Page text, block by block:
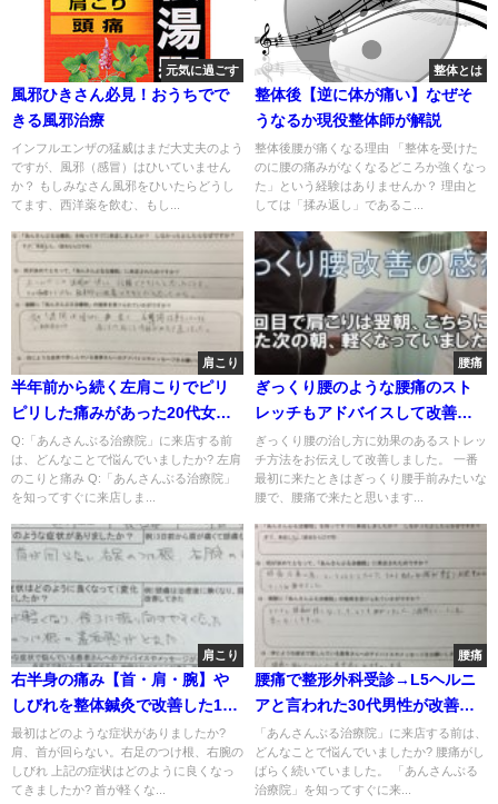
元気に過ごす
風邪ひきさん必見！おうちでで
きる風邪治療
インフルエンザの猛威はまだ大丈夫のよう
ですが、風邪（感冒）はひいていません
か？ もしみなさん風邪をひいたらどうし
てます、西洋薬を飲む、もし...
整体とは
整体後【逆に体が痛い】なぜそ
うなるか現役整体師が解説
整体後腰が痛くなる理由 「整体を受けた
のに腰の痛みがなくなるどころか強くなっ
た」という経験はありませんか？ 理由と
しては「揉み返し」であるこ...
肩こり
半年前から続く左肩こりでピリ
ピリした痛みがあった20代女性
の一症例
Q:「あんさんぶる治療院」に来店する前
は、どんなことで悩んでいましたか? 左肩
のこりと痛み Q:「あんさんぶる治療院」
を知ってすぐに来店しま...
腰痛
ぎっくり腰のような腰痛のスト
レッチもアドバイスして改善し
た感想
ぎっくり腰の治し方に効果のあるストレッ
チ方法をお伝えして改善しました。 一番
最初に来たときはぎっくり腰手前みたいな
腰で、腰痛で来たと思います...
肩こり
右半身の痛み【首・肩・腕】や
しびれを整体鍼灸で改善した1症
例
最初はどのような症状がありましたか?
肩、首が回らない。右足のつけ根、右腕の
しびれ 上記の症状はどのように良くなっ
てきましたか? 首が軽くな...
腰痛
腰痛で整形外科受診→L5ヘルニ
アと言われた30代男性が改善し
た一症例
「あんさんぶる治療院」に来店する前は、
どんなことで悩んでいましたか? 腰痛がし
ばらく続いていました。 「あんさんぶる
治療院」を知ってすぐに来...